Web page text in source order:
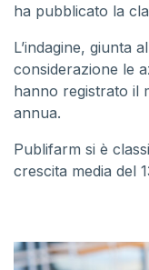
ha pubblicato la
L’indagine, giunta
considerazione le
hanno registrato il
annua.
Publifarm si è
crescita media del